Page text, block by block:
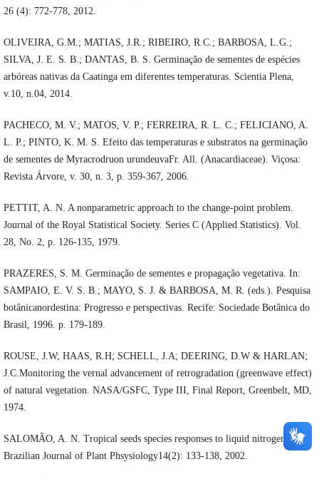
26 (4): 772-778, 2012.
OLIVEIRA, G.M.; MATIAS, J.R.; RIBEIRO, R.C.; BARBOSA, L.G.;
SILVA, J. E. S. B.; DANTAS, B. S. Germinação de sementes de espécies
arbóreas nativas da Caatinga em diferentes temperaturas. Scientia Plena,
v.10, n.04, 2014.
PACHECO, M. V.; MATOS, V. P.; FERREIRA, R. L. C.; FELICIANO, A.
L. P.; PINTO, K. M. S. Efeito das temperaturas e substratos na germinação
de sementes de Myracrodruon urundeuvaFr. All. (Anacardiaceae). Viçosa:
Revista Árvore, v. 30, n. 3, p. 359-367, 2006.
PETTIT, A. N. A nonparametric approach to the change-point problem.
Journal of the Royal Statistical Society. Series C (Applied Statistics). Vol.
28, No. 2, p. 126-135, 1979.
PRAZERES, S. M. Germinação de sementes e propagação vegetativa. In:
SAMPAIO, E. V. S. B.; MAYO, S. J. & BARBOSA, M. R. (eds.). Pesquisa
botânicanordestina: Progresso e perspectivas. Recife: Sociedade Botânica do
Brasil, 1996. p. 179-189.
ROUSE, J.W; HAAS, R.H; SCHELL, J.A; DEERING, D.W & HARLAN;
J.C.Monitoring the vernal advancement of retrogradation (greenwave effect)
of natural vegetation. NASA/GSFC, Type III, Final Report, Greenbelt, MD,
1974.
SALOMÃO, A. N. Tropical seeds species responses to liquid nitrogen.
Brazilian Journal of Plant Phsysiology14(2): 133-138, 2002.